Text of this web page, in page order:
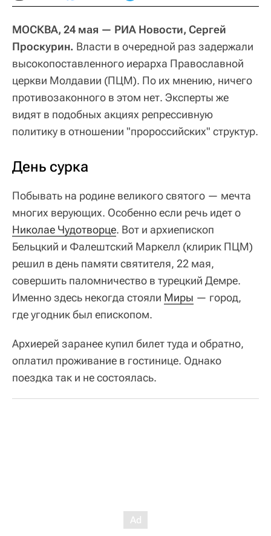
МОСКВА, 24 мая — РИА Новости, Сергей
Проскурин. Власти в очередной раз задержали
высокопоставленного иерарха Православной
церкви Молдавии (ПЦМ). По их мнению, ничего
противозаконного в этом нет. Эксперты же
видят в подобных акциях репрессивную
политику в отношении "пророссийских" структур.
День сурка
Побывать на родине великого святого — мечта
многих верующих. Особенно если речь идет о
Николае Чудотворце. Вот и архиепископ
Бельцкий и Фалештский Маркелл (клирик ПЦМ)
решил в день памяти святителя, 22 мая,
совершить паломничество в турецкий Демре.
Именно здесь некогда стояли Миры — город,
где угодник был епископом.
Архиерей заранее купил билет туда и обратно,
оплатил проживание в гостинице. Однако
поездка так и не состоялась.